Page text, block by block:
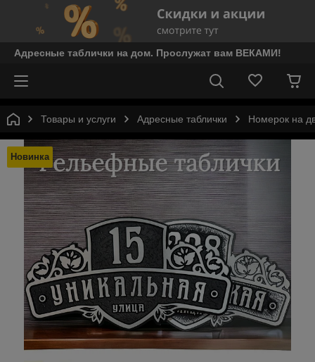
Адресные таблички на дом. Прослужат вам ВЕКАМИ!
Товары и услуги Адресные таблички Номерок на
Новинка